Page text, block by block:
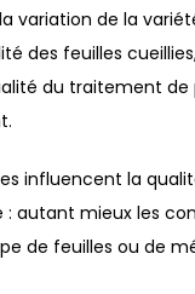
variation de la
des feuilles
du traitement de
influencent la
: autant mieux les
de feuilles ou de